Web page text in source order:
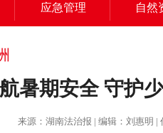
应急管理 自然
暑期安全 守护
来源：湖南法治报 | 编辑：刘惠明